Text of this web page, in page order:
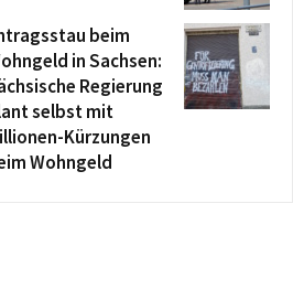
beim
in Sachsen:
Regierung
selbst mit
Kürzungen
Wohngeld